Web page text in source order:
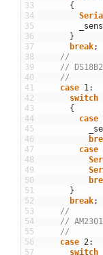
33
34
35
36
37
38
39
40
41
42
43
44
45
46
47
48
49
50
51
52
53
54
55
56
57
{
}
break;
//
//
//
case 1:
switch
{
case
case
}
break;
//
// AM2301
//
case 2:
switch